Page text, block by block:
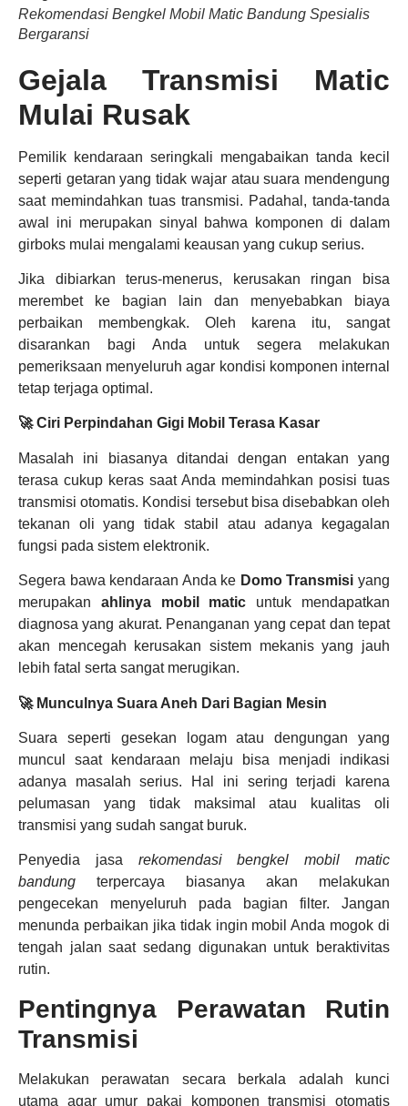
Rekomendasi Bengkel Mobil Matic Bandung Spesialis
Bergaransi
Gejala Transmisi Matic
Mulai Rusak
Pemilik kendaraan seringkali mengabaikan tanda kecil
seperti getaran yang tidak wajar atau suara mendengung
saat memindahkan tuas transmisi. Padahal, tanda-tanda
awal ini merupakan sinyal bahwa komponen di dalam
girboks mulai mengalami keausan yang cukup serius.
Jika dibiarkan terus-menerus, kerusakan ringan bisa
merembet ke bagian lain dan menyebabkan biaya
perbaikan membengkak. Oleh karena itu, sangat
disarankan bagi Anda untuk segera melakukan
pemeriksaan menyeluruh agar kondisi komponen internal
tetap terjaga optimal.
🚀 Ciri Perpindahan Gigi Mobil Terasa Kasar
Masalah ini biasanya ditandai dengan entakan yang
terasa cukup keras saat Anda memindahkan posisi tuas
transmisi otomatis. Kondisi tersebut bisa disebabkan oleh
tekanan oli yang tidak stabil atau adanya kegagalan
fungsi pada sistem elektronik.
Segera bawa kendaraan Anda ke Domo Transmisi yang
merupakan ahlinya mobil matic untuk mendapatkan
diagnosa yang akurat. Penanganan yang cepat dan tepat
akan mencegah kerusakan sistem mekanis yang jauh
lebih fatal serta sangat merugikan.
🚀 Munculnya Suara Aneh Dari Bagian Mesin
Suara seperti gesekan logam atau dengungan yang
muncul saat kendaraan melaju bisa menjadi indikasi
adanya masalah serius. Hal ini sering terjadi karena
pelumasan yang tidak maksimal atau kualitas oli
transmisi yang sudah sangat buruk.
Penyedia jasa rekomendasi bengkel mobil matic
bandung terpercaya biasanya akan melakukan
pengecekan menyeluruh pada bagian filter. Jangan
menunda perbaikan jika tidak ingin mobil Anda mogok di
tengah jalan saat sedang digunakan untuk beraktivitas
rutin.
Pentingnya Perawatan Rutin
Transmisi
Melakukan perawatan secara berkala adalah kunci
utama agar umur pakai komponen transmisi otomatis